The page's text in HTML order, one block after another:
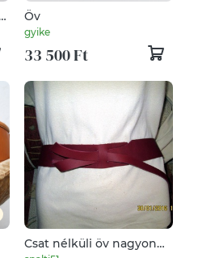
Öv
gyike
33 500 Ft
Csat nélküli öv nagyon